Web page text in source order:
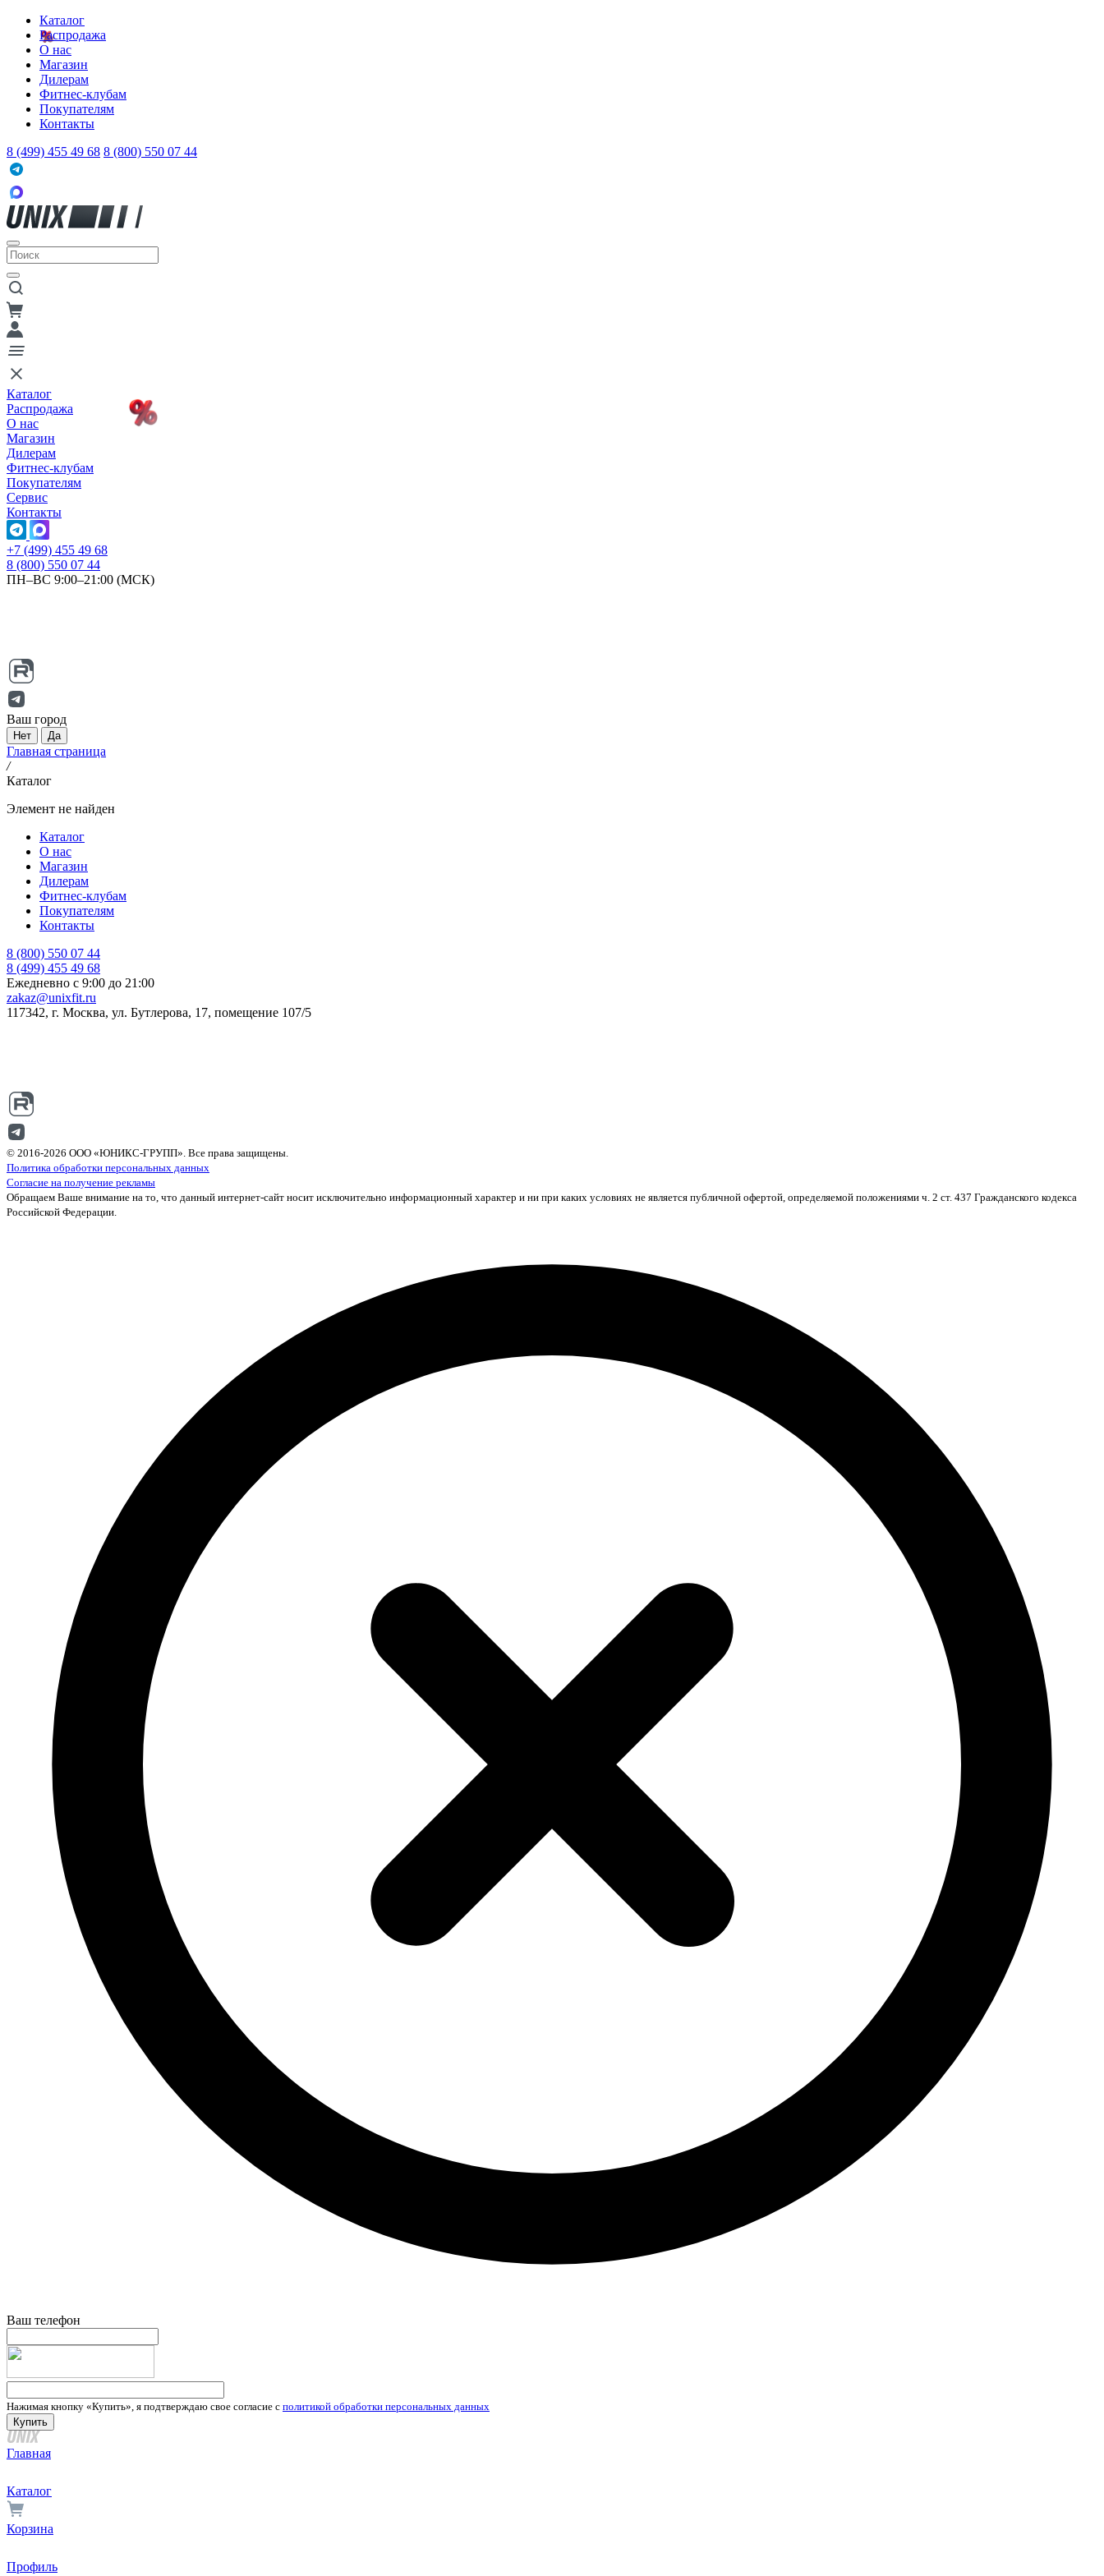
Каталог
Распродажа
О нас
Магазин
Дилерам
Фитнес-клубам
Покупателям
Контакты
8 (499) 455 49 68 8 (800) 550 07 44
Каталог
Распродажа
О нас
Магазин
Дилерам
Фитнес-клубам
Покупателям
Сервис
Контакты
+7 (499) 455 49 68
8 (800) 550 07 44
ПН–ВС 9:00–21:00 (МСК)
Ваш город
Нет Да
Главная страница
/
Каталог
Элемент не найден
Каталог
О нас
Магазин
Дилерам
Фитнес-клубам
Покупателям
Контакты
8 (800) 550 07 44
8 (499) 455 49 68
Ежедневно с 9:00 до 21:00
zakaz@unixfit.ru
117342, г. Москва, ул. Бутлерова, 17, помещение 107/5
© 2016-2026 ООО «ЮНИКС-ГРУПП». Все права защищены.
Политика обработки персональных данных
Согласие на получение рекламы
Обращаем Ваше внимание на то, что данный интернет-сайт носит исключительно информационный характер и ни при каких условиях не является публичной офертой, определяемой положениями ч. 2 ст. 437 Гражданского кодекса
Российской Федерации.
Ваш телефон
Нажимая кнопку «Купить», я подтверждаю свое согласие с политикой обработки персональных данных
Главная
Каталог
Корзина
Профиль